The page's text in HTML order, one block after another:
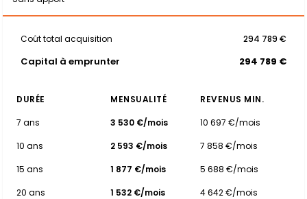
Coût total acquisition 294 789 €
Capital à emprunter 294 789 €
DURÉE MENSUALITÉ
REVENUS MIN.
7 ans
3 530 €/mois
10 697 €/mois
10 ans
2 593 €/mois
7 858 €/mois
15 ans
1 877 €/mois
5 688 €/mois
20 ans
1 532 €/mois
4 642 €/mois